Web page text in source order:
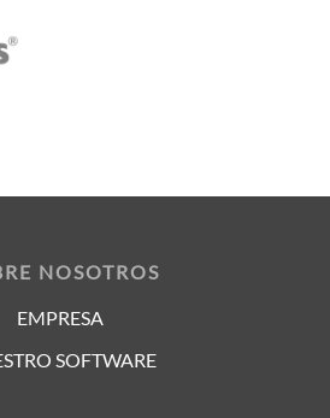
NOSOTROS
EMPRESA
SOFTWARE